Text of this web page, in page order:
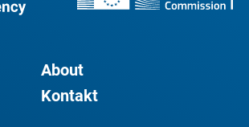
About
Kontakt